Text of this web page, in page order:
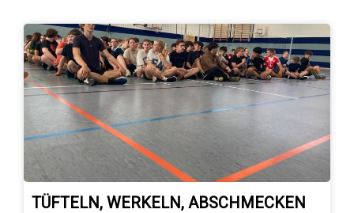
TÜFTELN, WERKELN, ABSCHMECKEN